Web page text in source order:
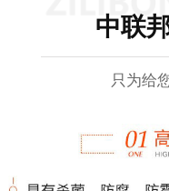
中
只为给